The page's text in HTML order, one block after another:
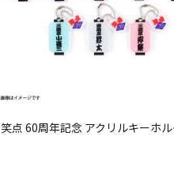
笑点 60周年記念 アクリルキーホ